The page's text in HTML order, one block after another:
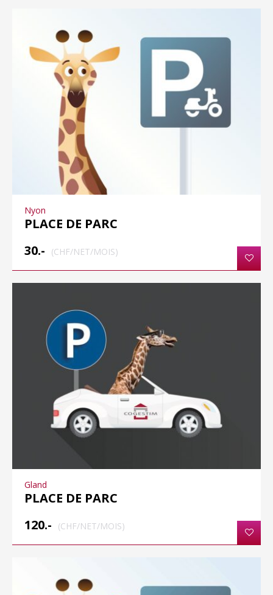
Nyon
PLACE DE PARC
30.-
(CHF/NET/MOIS)
Gland
PLACE DE PARC
120.-
(CHF/NET/MOIS)